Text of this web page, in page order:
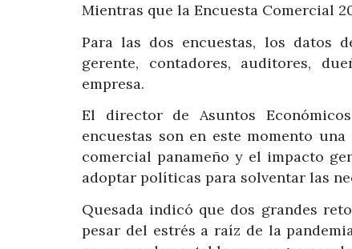
Mientras que la Encuesta Comercial
Para las dos encuestas, los datos
gerente, contadores, auditores,
empresa.
El director de Asuntos
encuestas son en este momento
comercial panameño y el impacto
adoptar políticas para solventar las
Quesada indicó que dos grandes
pesar del estrés a raíz de la